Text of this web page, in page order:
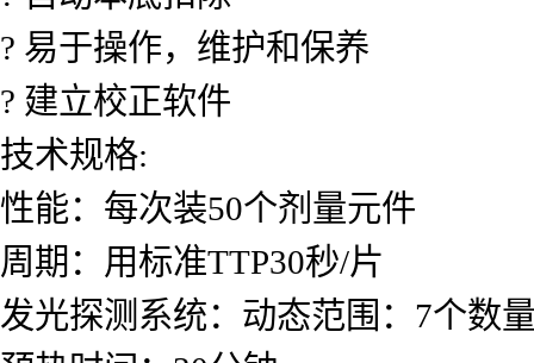
? 易于操作，维护和保养
? 建立校正软件
技术规格:
性能：每次装50个剂量元件
周期：用标准TTP30秒/片
发光探测系统：动态范围：7个数